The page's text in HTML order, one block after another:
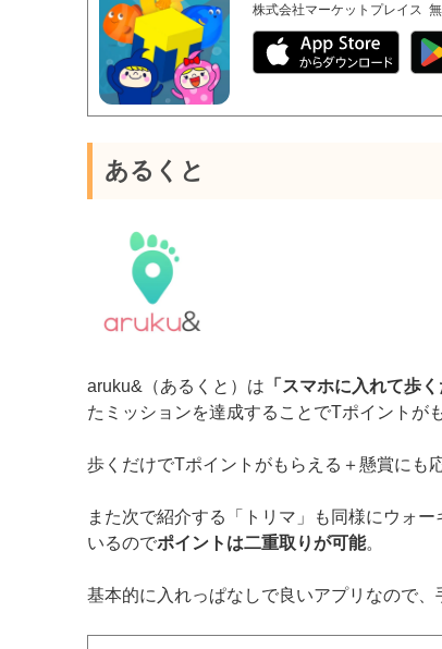
株式会社マーケットプレイス
あるくと
aruku&（あるくと）は 「スマホに入れて歩
たミッションを達成することでTポイントが
歩くだけでTポイントがもらえる＋懸賞にも
また次で紹介する「トリマ」も同様にウォ
いるのでポイントは二重取りが可能。
基本的に入れっぱなしで良いアプリなので、